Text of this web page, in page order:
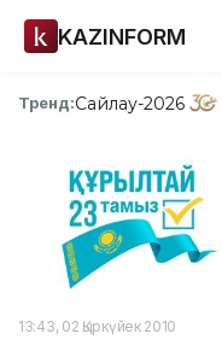
KAZINFORM
Тренд:Сайлау-2026
13:43, 02 Қыркүйек 2010